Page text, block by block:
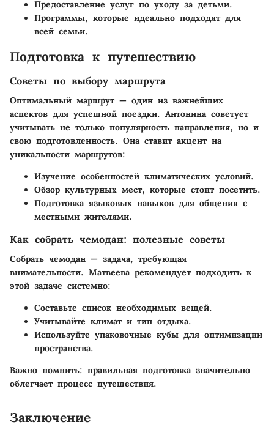
Предоставление услуг по уходу за детьми.
Программы, которые идеально подходят для
всей семьи.
Подготовка к путешествию
Советы по выбору маршрута
Оптимальный маршрут — один из важнейших
аспектов для успешной поездки. Антонина советует
учитывать не только популярность направления, но и
свою подготовленность. Она ставит акцент на
уникальности маршрутов:
Изучение особенностей климатических условий.
Обзор культурных мест, которые стоит посетить.
Подготовка языковых навыков для общения с
местными жителями.
Как собрать чемодан: полезные советы
Собрать чемодан — задача, требующая
внимательности. Матвеева рекомендует подходить к
этой задаче системно:
Составьте список необходимых вещей.
Учитывайте климат и тип отдыха.
Используйте упаковочные кубы для оптимизации
пространства.
Важно помнить: правильная подготовка значительно
облегчает процесс путешествия.
Заключение